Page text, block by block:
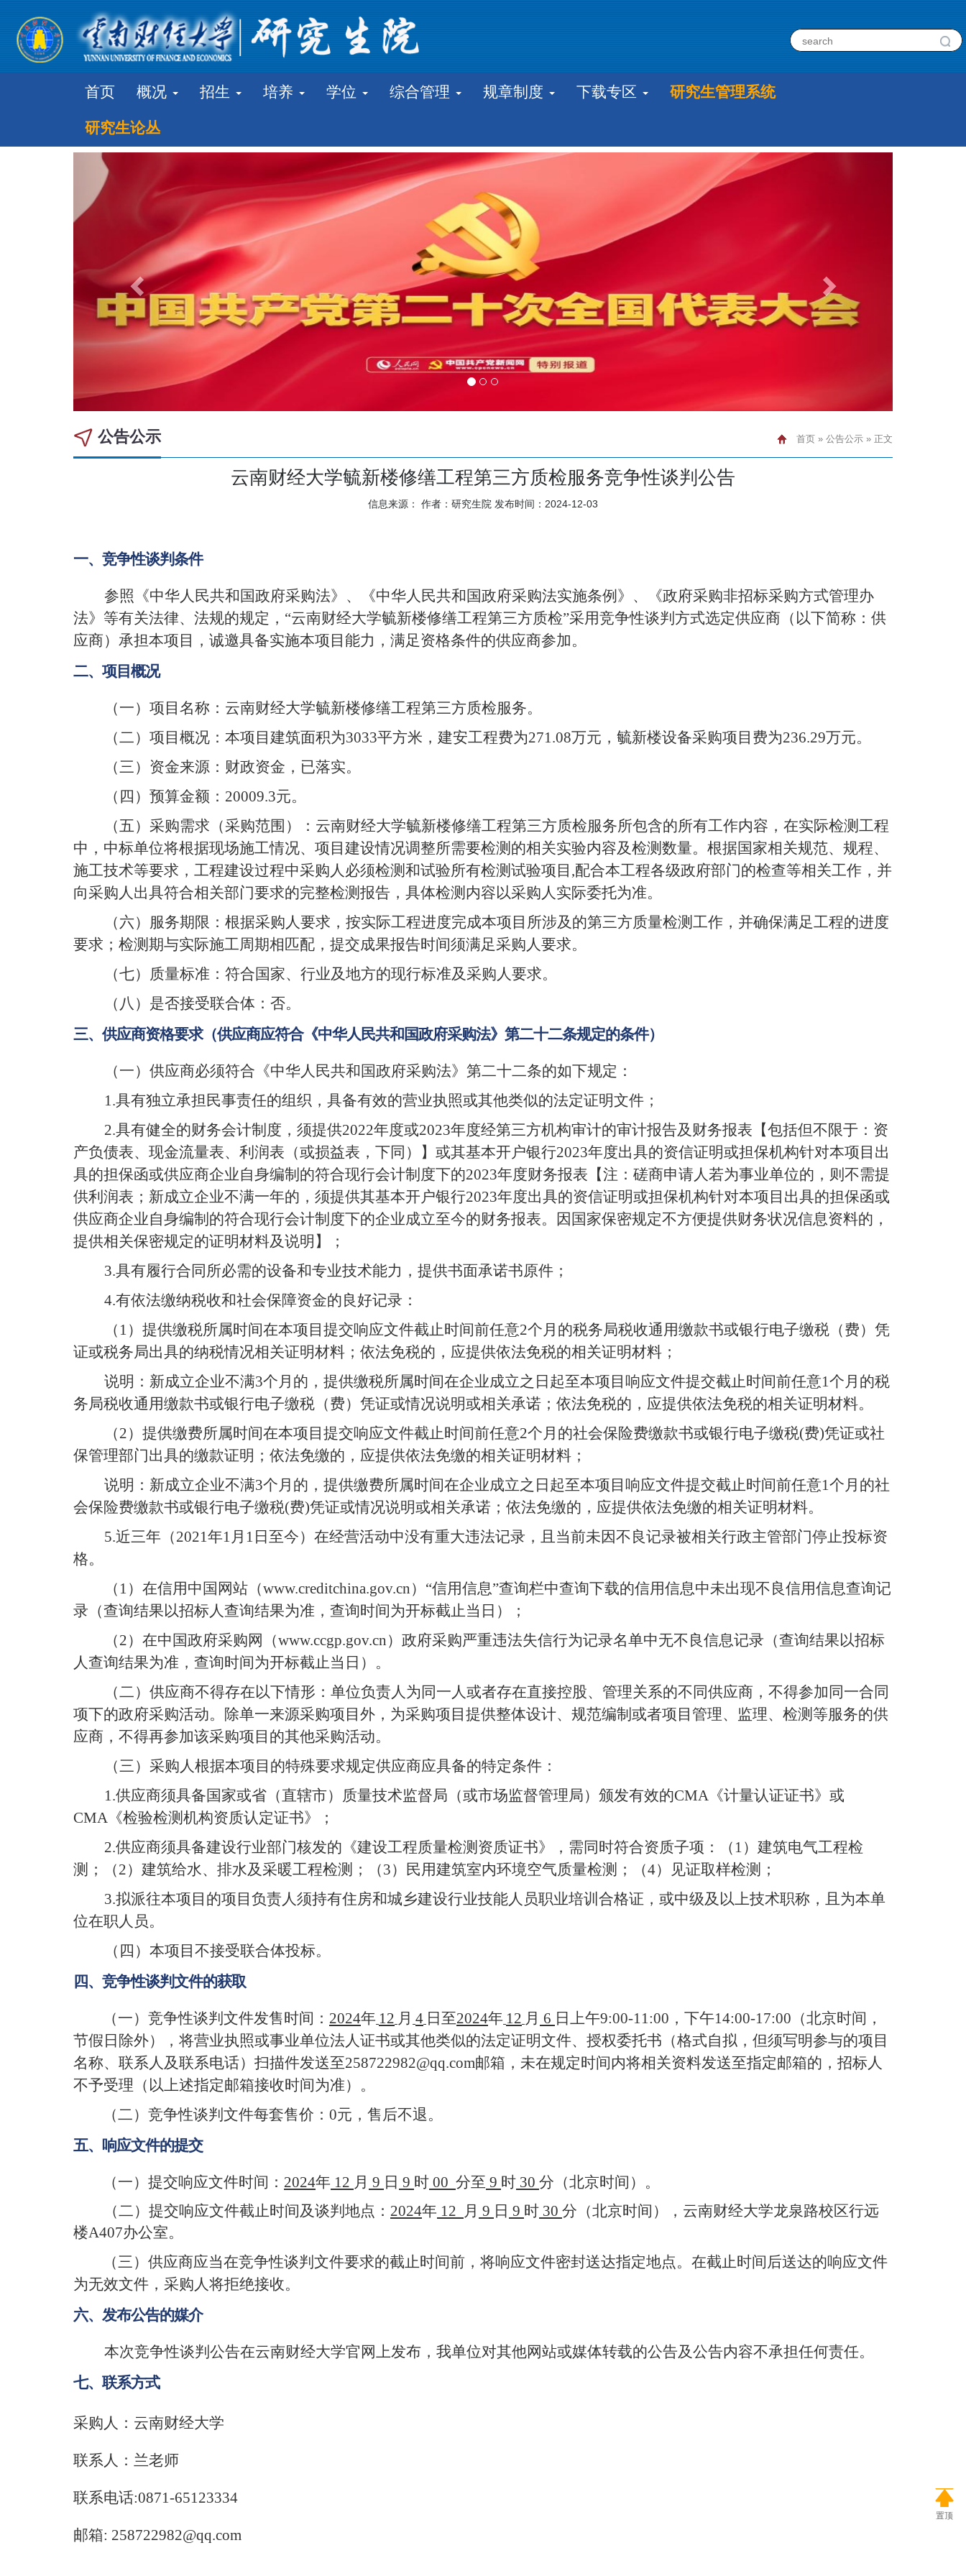
首页 概况 招生 培养 学位 综合管理 规章制度 下载专区 研究生管理系统
研究生论丛
公告公示 首页 » 公告公示 » 正文
云南财经大学毓新楼修缮工程第三方质检服务竞争性谈判公告
信息来源： 作者：研究生院 发布时间：2024-12-03
一、 竞争性谈判条件
参照 《中华人民共和国政府采购法》、《中华人民共和国政府采购法实施条例》、《政府采购非招标采购方式管理办
法》等有关法律、法规的规定 ， “云南财经大学毓新楼修缮工程第三方质检”采用竞争性谈判方式选定供应商（以下简称：供
应商）承担本项目，诚邀具备实施本项目能力，满足资格条件的供应商参加。
二、项目概况
（一）项目名称：云南财经大学毓新楼修缮工程第三方质检服务。
（二）项目概况：本项目建筑面积为3033平方米，建安工程费为271.08万元，毓新楼设备采购项目费为236.29万元。
（三）资金来源：财政资金，已落实。
（四）预算金额： 20009.3元。
（五）采购需求（采购范围）： 云南财经大学毓新楼修缮工程第三方质检服务所包含的所有工作内容，在实际检测工程
中，中标单位将根据现场施工情况、项目建设情况调整所需要检测的相关实验内容及检测数量。根据国家相关规范、规程、
施工技术等要求， 工程建设过程中采购人必须检测和试验所有检测试验项目 ,配合本工程各级政府部门的检查等相关工作，并
向采购人出具符合相关部门要求的完整检测报告，具体检测内容以采购人实际委托为准。
（六）服务期限：根据采购人要求，按实际工程进度完成本项目所涉及的第三方质量检测工作，并确保满足工程的进度
要求；检测期与实际施工周期相匹配，提交成果报告时间须满足采购人要求。
（七）质量标准 ： 符合国家、行业及地方的现行标准及采购人要求。
（八）是否接受联合体：否。
三、供应商资格要求（供应商应符合《中华人民共和国政府采购法》第二十二条规定的条件）
（一） 供应商必须符合《中华人民共和国政府采购法》第二十二条的如下规定：
1.具有独立承担民事责任的组织，具备有效的营业执照或其他类似的法定证明文件 ；
2.具有健全的财务会计制度，须提供2022年度或2023年度经第三方机构审计的审计报告及财务报表【包括但不限于：资
产负债表、现金流量表、利润表（或损益表，下同）】或其基本开户银行2023年度出具的资信证明或担保机构针对本项目出
具的担保函或供应商企业自身编制的符合现行会计制度下的2023年度财务报表【注：磋商申请人若为事业单位的，则不需提
供利润表；新成立企业不满一年的，须提供其基本开户银行2023年度出具的资信证明或担保机构针对本项目出具的担保函或
供应商企业自身编制的符合现行会计制度下的企业成立至今的财务报表。因国家保密规定不方便提供财务状况信息资料的，
提供相关保密规定的证明材料及说明】
；
3.具有履行合同所必需的设备和专业技术能力，提供书面承诺书原件 ；
4.有依法缴纳税收和社会保障资金的良好记录 ：
（ 1）提供缴税所属时间在本项目提交响应文件截止时间前任意2个月的税务局税收通用缴款书或银行电子缴税（费）凭
证或税务局出具的纳税情况相关证明材料；依法免税的，应提供依法免税的相关证明材料；
说明：新成立企业不满3个月的，提供缴税所属时间在企业成立之日起至本项目响应文件提交截止时间前任意1个月的税
务局税收通用缴款书或银行电子缴税（费）凭证或情况说明或相关承诺；依法免税的，应提供依法免税的相关证明材料。
（2） 提供缴费所属时间在本项目提交响应文件截止时间前任意2个月的社会保险费缴款书或银行电子缴税(费)凭证或社
保管理部门出具的缴款证明 ； 依法免缴的，应提供依法免缴的相关证明材料 ；
说明 ： 新成立企业不满3个月的，提供缴费所属时间在企业成立之日起至本项目响应文件提交截止时间前任意1个月的社
会保险费缴款书或银行电子缴税(费)凭证或情况说明或相关承诺；依法免缴的，应提供依法免缴的相关证明材料。
5.近三年（2021年1月 1 日至今）在经营活动中没有重大违法记录，且当前未因不良记录被相关行政主管部门停止投标资
格。
（ 1） 在信用中国网站（www.creditchina.gov.cn） “信用信息”查询栏中查询下载的信用信息中未出现不良信用信息查询记
录（查询结果以招标人查询结果为准，查询时间为开标截止当日）；
（2） 在中国政府采购网（www.ccgp.gov.cn）政府采购严重违法失信行为记录名单中无不良信息记录（查询结果以招标
人查询结果为准，查询时间为开标截止当日）。
（二） 供应商不得存在以下情形：单位负责人为同一人或者存在直接控股、管理关系的不同供应商，不得参加同一合同
项下的政府采购活动。除单一来源采购项目外，为采购项目提供整体设计、规范编制或者项目管理、监理、检测等服务的供
应商，不得再参加该采购项目的其他采购活动。
（三） 采购人根据本项目的特殊要求规定供应商应具备的特定条件：
1.供应商须具备国家或省（直辖市）质量技术监督局（或市场监督管理局）颁发有效的CMA 《计量认证证书》或
CMA 《检验检测机构资质认定证书》
；
2.供应商须具备建设行业部门核发的《建设工程质量检测资质证书》，需同时符合资质子项：（ 1）建筑电气工程检
测；（2）建筑给水、排水及采暖工程检测；（3）民用建筑室内环境空气质量检测 ；（4）见证取样检测 ；
3.拟派往本项目的项目负责人须持有住房和城乡建设行业技能人员职业培训合格证， 或中级及以上技术职称，且为本单
位在职人员。
（ 四 ） 本项目不接受联合体投标。
四、竞争性谈判文件的获取
（一） 竞争性谈判文件发售时间： 2024年 12 月 4 日至2024年 12 月 6 日上午9:00-11:00 ，下午14:00-17:00 （北京时间，
节假日除外）
， 将营业执照或事业单位法人证书或其他类似的法定证明文件、 授权委托书（格式自拟，但须写明参与的项目
名称、联系人及联系电话）扫描件发送至258722982@qq.com邮箱，未在规定时间内将相关资料发送至指定邮箱的，招标人
不予受理（以上述指定邮箱接收时间为准）。
（二） 竞争性谈判文件每套售价： 0元，售后不退。
五、响应文件的提交
（一） 提交响应文件时间： 2024年 12 月 9 日 9 时 00 分至 9 时 30 分（北京时间）。
（二） 提交响应文件截止时间及谈判地点： 2024年 12 月 9 日 9 时 30 分（北京时间），云南财经大学龙泉路校区行远
楼A407办公室。
（三） 供应商应当在竞争性谈判文件要求的截止时间前，将响应文件密封送达指定地点。在截止时间后送达的响应文件
为无效文件，采购人将拒绝接收。
六、发布公告的媒介
本次竞争性谈判公告在云南财经大学官网上发布，我单位对其他网站或媒体转载的公告及公告内容不承担任何责任。
七、联系方式
采购人：云南财经大学
联系人：兰老师
联系电话:0871-65123334
邮箱: 258722982@qq.com
置顶